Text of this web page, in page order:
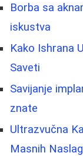
Borbа sa
iskustva
Kako Ishrana
Saveti
Savijanje
znate
Ultrazvučna
Masnih